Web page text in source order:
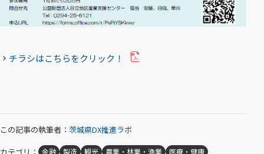
チラシはこちらをクリック！
（
この記事の執筆者： 茨城県DX推進ラボ
金融 製造 観光 農業・林業・漁業
医療・健康